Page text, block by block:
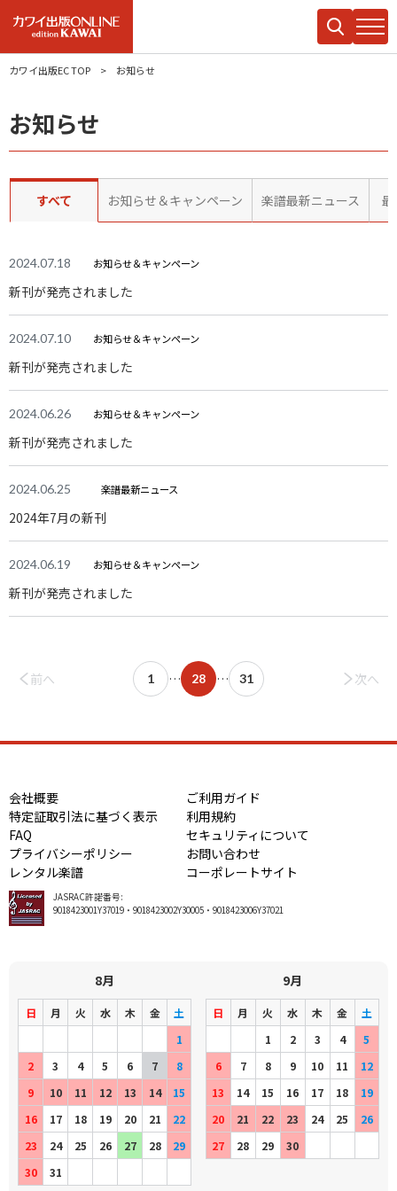
カワイ出版EC TOP お知らせ
お知らせ
すべて お知らせ＆キャンペーン 楽譜最新ニュース
2024.07.18 お知らせ＆キャンペーン
新刊が発売されました
2024.07.10 お知らせ＆キャンペーン
新刊が発売されました
2024.06.26 お知らせ＆キャンペーン
新刊が発売されました
2024.06.25 楽譜最新ニュース
2024年7月の新刊
2024.06.19 お知らせ＆キャンペーン
新刊が発売されました
前へ 1 … 28 … 31 次へ
会社概要
ご利用ガイド
特定証取引法に基づく表示
利用規約
FAQ
セキュリティについて
プライバシーポリシー
お問い合わせ
レンタル楽譜
コーポレートサイト
JASRAC許諾番号:
9018423001Y37019・9018423002Y30005・9018423006Y37021
8月
日 月 火 水 木 金
土
1
2
3 4 5 6 7
8
9
10 11 12 13 14
15
16
17 18 19 20 21
22
23
24 25 26 27 28
29
30
31
9月
日 月 火 水 木 金
土
1
2 3 4
5
6
7 8 9 10 11
12
13
14 15 16 17 18
19
20
21 22 23 24 25
26
27
28 29 30